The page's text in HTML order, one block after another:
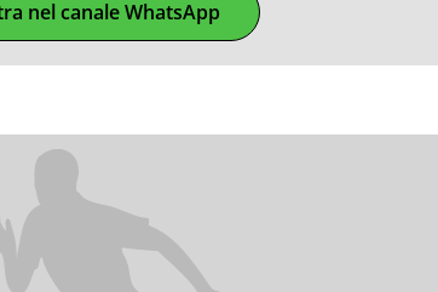
nel canale WhatsApp